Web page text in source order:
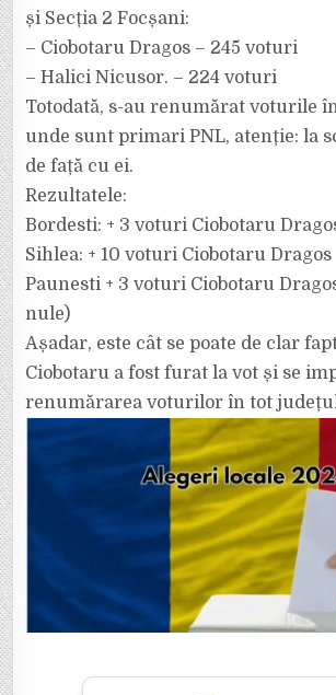
și Secția 2 Focșani:
– Ciobotaru Dragos – 245 voturi
– Halici Nicusor. – 224 voturi
Totodată, s-au renumărat voturile
unde sunt primari PNL, atenție: la
de față cu ei.
Rezultatele:
Bordesti: + 3 voturi Ciobotaru
Sihlea: + 10 voturi Ciobotaru Dragos
Paunesti + 3 voturi Ciobotaru
nule)
Așadar, este cât se poate de clar
Ciobotaru a fost furat la vot și se
renumărarea voturilor în tot